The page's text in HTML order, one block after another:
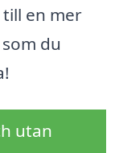
till en mer
du
utan